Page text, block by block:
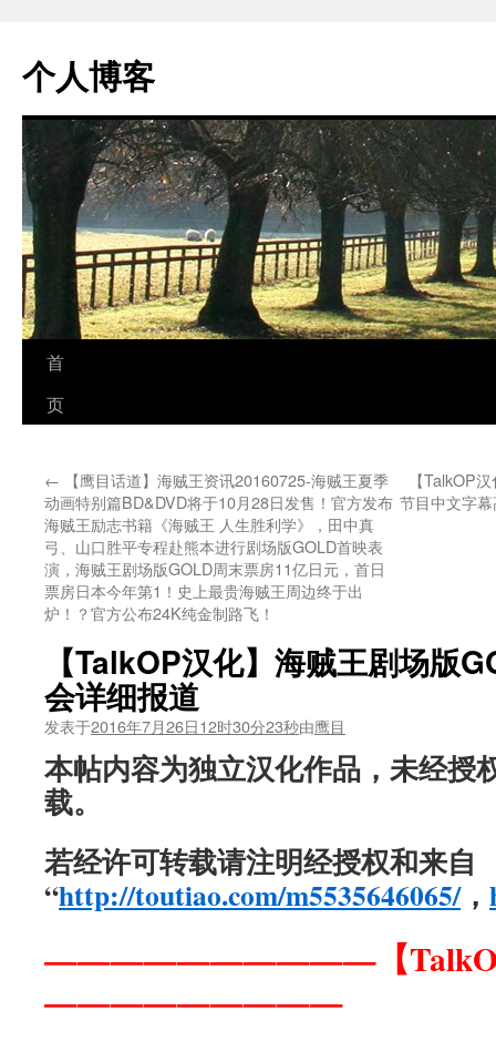
个人博客
跳
至
文
首
页
← 【鹰目话道】海贼王资讯20160725-海贼王夏季
动画特别篇BD&DVD将于10月28日发售！官方发布
海贼王励志书籍《海贼王 人生胜利学》，田中真
弓、山口胜平专程赴熊本进行剧场版GOLD首映表
演，海贼王剧场版GOLD周末票房11亿日元，首日
票房日本今年第1！史上最贵海贼王周边终于出
炉！？官方公布24K纯金制路飞！
【TalkOP
节目中文字
【TalkOP汉化】海贼王剧场版
会详细报道
发表于2016年7月26日12时30分23秒由鹰目
本帖内容为独立汉化作品，未经授
载。
若经许可转载请注明经授权和来自
“http://toutiao.com/m5535646065/，
——————————【TalkOP
—————————